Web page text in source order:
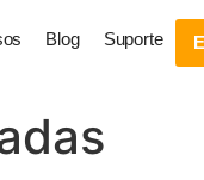
Blog Suporte